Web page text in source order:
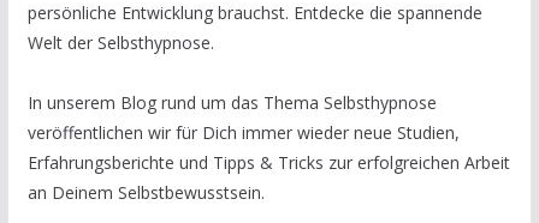
persönliche Entwicklung brauchst. Entdecke die spannende
Welt der Selbsthypnose.
In unserem Blog rund um das Thema Selbsthypnose
veröffentlichen wir für Dich immer wieder neue Studien,
Erfahrungsberichte und Tipps & Tricks zur erfolgreichen Arbeit
an Deinem Selbstbewusstsein.